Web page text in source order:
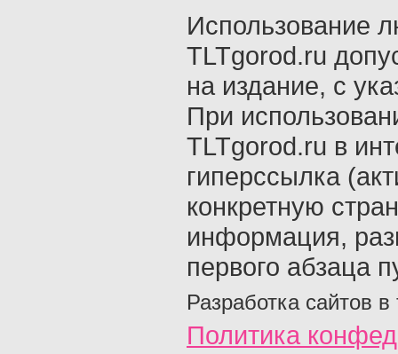
Использование
TLTgorod.ru
на издание, с
При
TLTgorod.ru в
гиперссылка
конкретную
информация,
первого абзаца
Разработка сайтов в
Политика